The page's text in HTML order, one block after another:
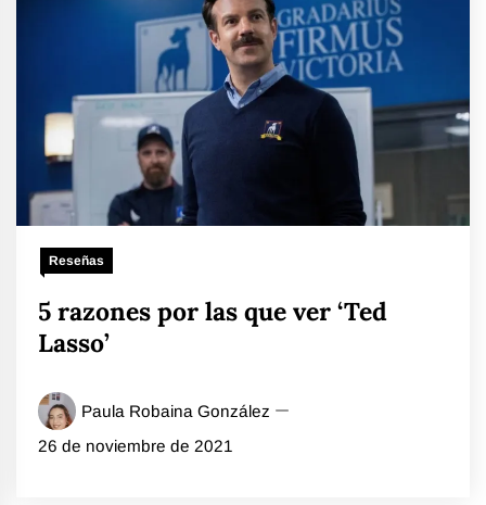
Reseñas
5 razones por las que ver ‘Ted
Lasso’
Paula Robaina González
26 de noviembre de 2021